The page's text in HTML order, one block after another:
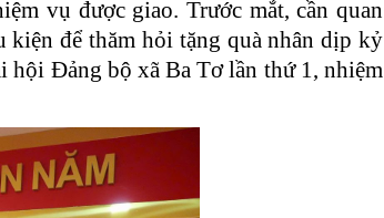
vụ được giao. Trước mắt, cần quan
kiện để thăm hỏi tặng quà nhân dịp kỷ
Đảng bộ xã Ba Tơ lần thứ 1, nhiệm